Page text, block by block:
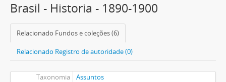
Brasil - Historia - 1890-1900
Relacionado Fundos e coleções (6)
Relacionado Registro de autoridade (0)
Taxonomia Assuntos